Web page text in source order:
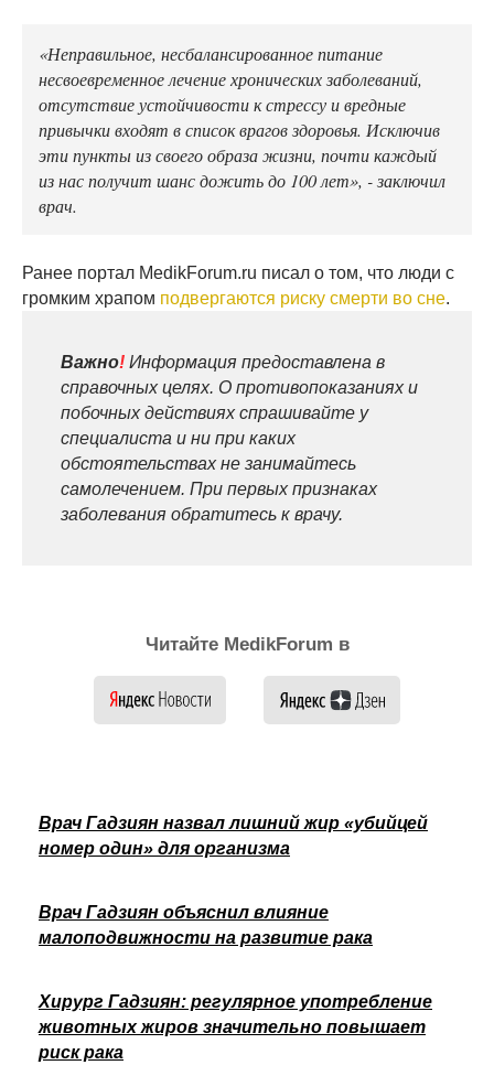
«Неправильное, несбалансированное питание
несвоевременное лечение хронических заболеваний,
отсутствие устойчивости к стрессу и вредные
привычки входят в список врагов здоровья. Исключив
эти пункты из своего образа жизни, почти каждый
из нас получит шанс дожить до 100 лет», - заключил
врач.
Ранее портал MedikForum.ru писал о том, что люди с
громким храпом подвергаются риску смерти во сне.
Важно! Информация предоставлена в
справочных целях. О противопоказаниях и
побочных действиях спрашивайте у
специалиста и ни при каких
обстоятельствах не занимайтесь
самолечением. При первых признаках
заболевания обратитесь к врачу.
Читайте MedikForum в
Врач Гадзиян назвал лишний жир «убийцей
номер один» для организма
Врач Гадзиян объяснил влияние
малоподвижности на развитие рака
Хирург Гадзиян: регулярное употребление
животных жиров значительно повышает
риск рака